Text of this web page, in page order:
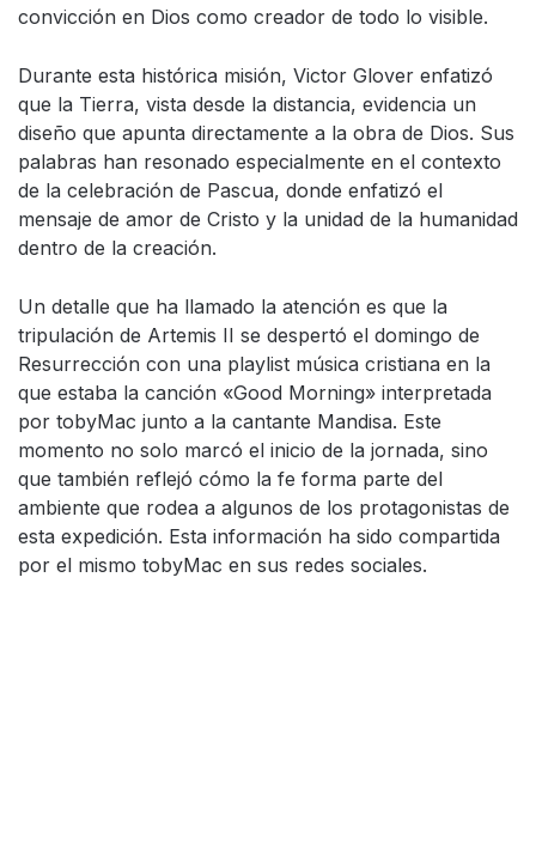
convicción en Dios como creador de todo lo visible.
Durante esta histórica misión, Victor Glover enfatizó
que la Tierra, vista desde la distancia, evidencia un
diseño que apunta directamente a la obra de Dios. Sus
palabras han resonado especialmente en el contexto
de la celebración de Pascua, donde enfatizó el
mensaje de amor de Cristo y la unidad de la humanidad
dentro de la creación.
Un detalle que ha llamado la atención es que la
tripulación de Artemis II se despertó el domingo de
Resurrección con una playlist música cristiana en la
que estaba la canción «Good Morning» interpretada
por tobyMac junto a la cantante Mandisa. Este
momento no solo marcó el inicio de la jornada, sino
que también reflejó cómo la fe forma parte del
ambiente que rodea a algunos de los protagonistas de
esta expedición. Esta información ha sido compartida
por el mismo tobyMac en sus redes sociales.